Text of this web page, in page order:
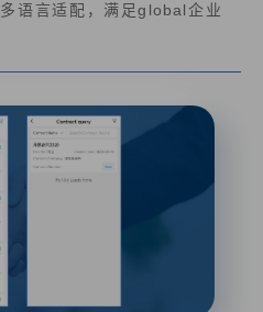
语言适配，满足global企业